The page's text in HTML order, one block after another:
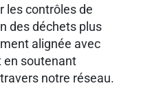
les contrôles de
des déchets plus
alignée avec
en soutenant
notre réseau.